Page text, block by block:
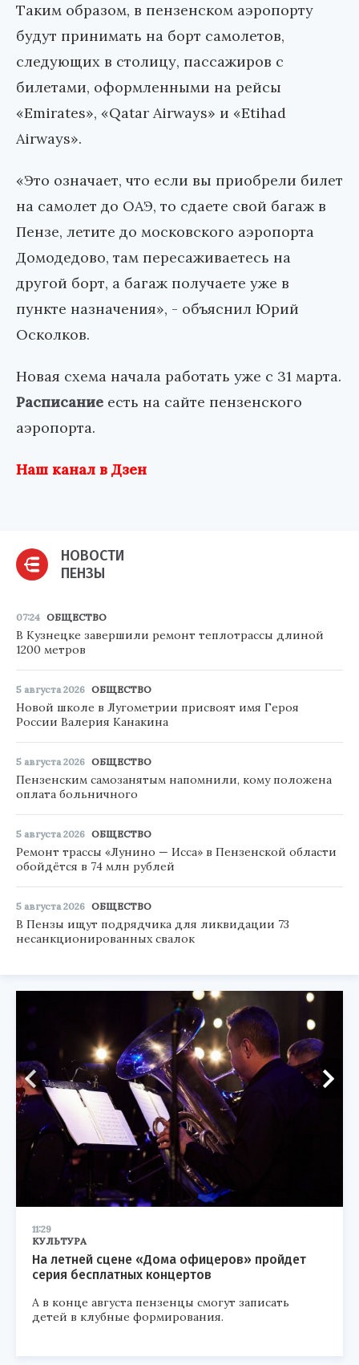
Таким образом, в пензенском аэропорту
будут принимать на борт самолетов,
следующих в столицу, пассажиров с
билетами, оформленными на рейсы
«Emirates», «Qatar Airways» и «Etihad
Airways».
«Это означает, что если вы приобрели билет
на самолет до ОАЭ, то сдаете свой багаж в
Пензе, летите до московского аэропорта
Домодедово, там пересаживаетесь на
другой борт, а багаж получаете уже в
пункте назначения», - объяснил Юрий
Осколков.
Новая схема начала работать уже с 31 марта.
Расписание есть на сайте пензенского
аэропорта.
Наш канал в Дзен
НОВОСТИ
ПЕНЗЫ
07:24 ОБЩЕСТВО
В Кузнецке завершили ремонт теплотрассы длиной
1200 метров
5 августа 2026 ОБЩЕСТВО
Новой школе в Лугометрии присвоят имя Героя
России Валерия Канакина
5 августа 2026 ОБЩЕСТВО
Пензенским самозанятым напомнили, кому положена
оплата больничного
5 августа 2026 ОБЩЕСТВО
Ремонт трассы «Лунино — Исса» в Пензенской области
обойдётся в 74 млн рублей
5 августа 2026 ОБЩЕСТВО
В Пензы ищут подрядчика для ликвидации 73
несанкционированных свалок
11:29
КУЛЬТУРА
На летней сцене «Дома офицеров» пройдет
серия бесплатных концертов
А в конце августа пензенцы смогут записать
детей в клубные формирования.